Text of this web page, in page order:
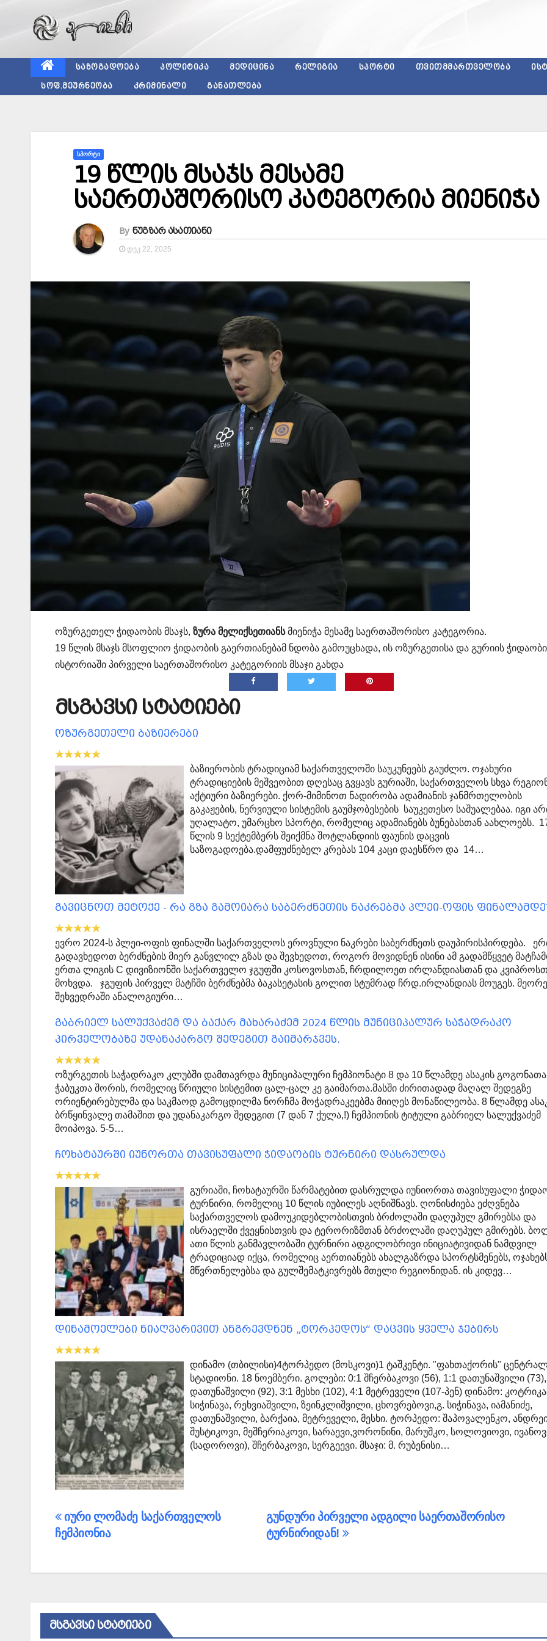
ᲡᲐᲖᲝᲒᲐᲓᲝᲔᲑᲐ ᲞᲝᲚᲘᲢᲘᲙᲐ ᲛᲔᲓᲘᲪᲘᲜᲐ ᲠᲔᲚᲘᲒᲘᲐ ᲡᲞᲝᲠᲢᲘ ᲗᲕᲘᲗᲛᲛᲐᲠᲗᲕᲔᲚᲝᲑᲐ
ᲡᲝᲤ.ᲛᲔᲣᲠᲜᲔᲝᲑᲐ ᲙᲠᲘᲛᲘᲜᲐᲚᲘ ᲒᲐᲜᲐᲗᲚᲔᲑᲐ
ᲡᲞᲝᲠᲢᲘ
19 წლის მსაჯს მესამე
საერთაშორისო კატეგორია მიენიჭა
By ნუგზარ ასათიანი
ᲓᲔᲙ 22, 2025
ოზურგეთელ ჭიდაობის მსაჯს, ზურა მელიქსეთიანსმიენიჭა მესამე საერთაშორისო კატეგორია.
19 წლის მსაჯს მსოფლიო ჭიდაობის გაერთიანებამ ნდობა გამოუცხადა, ის ოზურგეთისა და გურიის
ისტორიაში პირველი საერთაშორისო კატეგორიის მსაჯი გახდა
მსგავსი სტატიები
ოზურგეთელი ბაზიერები
ბაზიერობის ტრადიციამ საქართველოში საუკუნეებს გაუძლო. ოჯახური
ტრადიციების მეშვეობით დღესაც გვყავს გურიაში, საქართველოს სხვა
აქტიური ბაზიერები. ქორ-მიმინოთ ნადირობა ადამიანის ჯანმრთელობის
გაკაჟების, ნერვიული სისტემის გაუმჯობესების საუკეთესო საშუალებაა. იგი
უღალატო, უმარცხო სპორტი, რომელიც ადამიანებს ბუნებასთან აახლოებს.
წლის 9 სექტემბერს შეიქმნა შოტლანდიის ფაუნის დაცვის
საზოგადოება.დამფუძნებელ კრებას 104 კაცი დაესწრო და 14…
გავიცნოთ მეტოქე - რა გზა გამოიარა საბერძნეთის ნაკრებმა პლეი-ოფის
ევრო 2024-ს პლეი-ოფის ფინალში საქართველოს ეროვნული ნაკრები საბერძნეთს დაუპირისპირდება.
გადავხედოთ ბერძნების მიერ განვლილ გზას და შევხედოთ, როგორ მოვიდნენ ისინი ამ გადამწყვეტ
ერთა ლიგის C დივიზიონში საქართველო ჯგუფში კოსოვოსთან, ჩრდილოეთ ირლანდიასთან და
მოხვდა. ჯგუფის პირველ მატჩში ბერძნებმა ბაკასეტასის გოლით სტუმრად ჩრდ.ირლანდიას მოუგეს. მეორე
შეხვედრაში ანალოგიური…
გაბრიელ სალუქვაძემ და ბაქარ მახარაძემ 2024 წლის მუნიციპალურ საჭადრაკო
პირველობაზე უდანაკარგო შედეგით გაიმარჯვეს.
ოზურგეთის საჭადრაკო კლუბში დამთავრდა მუნიციპალური ჩემპიონატი 8 და 10 წლამდე ასაკის
ჭაბუკთა შორის, რომელიც წრიული სისტემით ცალ-ცალ კე გაიმართა.მასში ძირითადად მაღალ შედეგზე
ორიენტირებულმა და საკმაოდ გამოცდილმა ნორჩმა მოჭადრაკეებმა მიიღეს მონაწილეობა. 8 წლამდე
ბრწყინვალე თამაშით და უდანაკარგო შედეგით (7 დან 7 ქულა,!) ჩემპიონის ტიტული გაბრიელ სალუქვაძემ
მოიპოვა. 5-5…
ჩოხატაურში იუნორთა თავისუფალი ჭიდაობის ტურნირი დასრულდა
გურიაში, ჩოხატაურში წარმატებით დასრულდა იუნიორთა თავისუფალი
ტურნირი, რომელიც 10 წლის იუბილეს აღნიშნავს. ღონისძიება ეძღვნება
საქართველოს დამოუკიდებლობისთვის ბრძოლაში დაღუპულ გმირებსა და
ისრაელში ქვეყნისთვის და ტერორიზმთან ბრძოლაში დაღუპულ გმირებს.
ათი წლის განმავლობაში ტურნირი ადგილობრივი ინიციატივიდან ნამდვილ
ტრადიციად იქცა, რომელიც აერთიანებს ახალგაზრდა სპორტსმენებს,
მწვრთნელებსა და გულშემატკივრებს მთელი რეგიონიდან. ის კიდევ…
დინამოელები ნიაღვარივით ანგრევდნენ „ტორპედოს“ დაცვის ყველა ჯებირს
დინამო (თბილისი)4ტორპედო (მოსკოვი)1 ტაშკენტი. "ფახთაქორის"
სტადიონი. 18 ნოემბერი. გოლები: 0:1 შჩერბაკოვი (56), 1:1 დათუნაშვილი (73),
დათუნაშვილი (92), 3:1 მესხი (102), 4:1 მეტრეველი (107-პენ) დინამო:
სიჭინავა, რეხვიაშვილი, ზეინკლიშვილი, ცხოვრებოვი,გ. სიჭინავა, იამანიძე,
დათუნაშვილი, ბარქაია, მეტრეველი, მესხი. ტორპედო: შაპოვალენკო,
შუსტიკოვი, მეშჩერიაკოვი, სარაევი,ვორონინი, მარუშკო, სოლოვიოვი,
(სადოროვი), შჩერბაკოვი, სერგეევი. მსაჯი: მ. რუბენისი…
პოსტის
ნავიგაცია
გუნდური პირველი ადგილი საერთაშორისო
ტურნირიდან!
იური ლომაძე საქართველოს
ჩემპიონია
ᲛᲡᲒᲐᲕᲡᲘ ᲡᲢᲐᲢᲘᲔᲑᲘ